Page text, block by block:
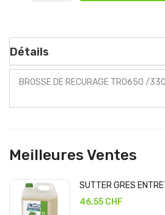
Détails
BROSSE DE RECURAGE TRO650 /
Meilleures Ventes
SUTTER GRES
46,55 CHF